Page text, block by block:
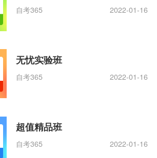
自考365 2022-01-16
无忧实验班
自考365 2022-01-16
超值精品班
自考365 2022-01-16